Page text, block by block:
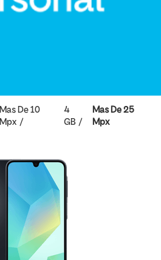
Mas De 10
Mpx
4
GB
Mas De 25
Mpx